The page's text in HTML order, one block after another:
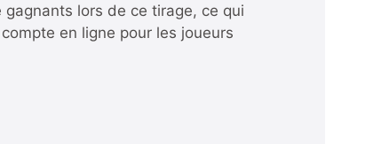
lors de ce tirage, ce qui
en ligne pour les joueurs